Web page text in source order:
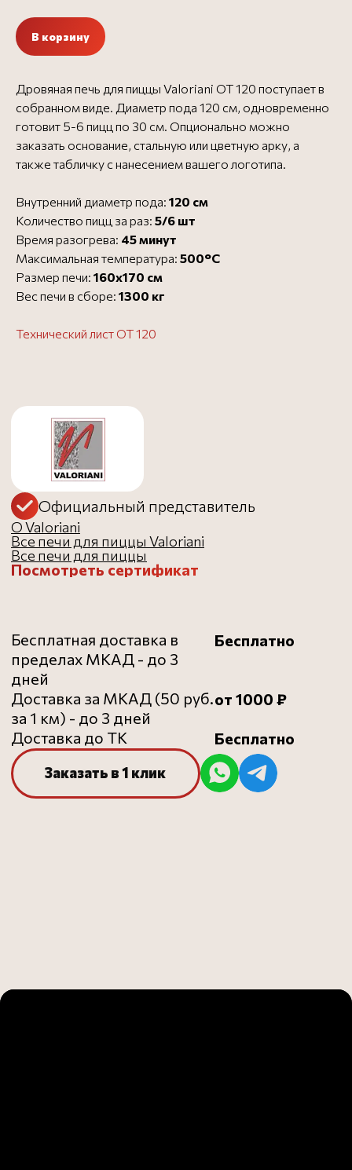
В корзину
Дровяная печь для пиццы Valoriani OT 120 поступает в
собранном виде. Диаметр пода 120 см, одновременно
готовит 5-6 пицц по 30 см. Опционально можно
заказать основание, стальную или цветную арку, а
также табличку с нанесением вашего логотипа.
Внутренний диаметр пода: 120 см
Количество пицц за раз: 5/6 шт
Время разогрева: 45 минут
Максимальная температура: 500°C
Размер печи: 160х170 см
Вес печи в сборе: 1300 кг
Технический лист OT 120
О Valoriani
Все печи для пиццы Valoriani
Все печи для пиццы
Посмотреть сертификат
Бесплатная доставка в
пределах МКАД - до 3
Доставка за МКАД (50 руб.от 1000 ₽